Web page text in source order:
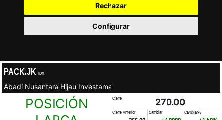
Rechazar
Configurar
PACK.JK IDX
Abadi Nusantara Hijau Investama
POSICIÓN
Cierre 270.00
Cierre Anterior Cambiar Cambiar%